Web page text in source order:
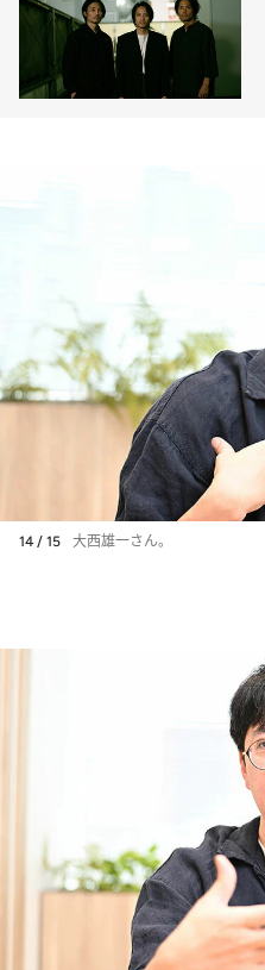
14 / 15 大西雄一さん。